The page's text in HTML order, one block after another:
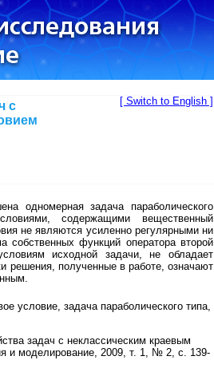
[ Switch to English ]
с
одномерная задача параболического
содержащими вещественный
не являются усиленно регулярными ни
собственных функций оператора второй
исходной задачи, не обладает
решения, полученные в работе, означают
условие, задача параболического типа,
задач с неклассическим краевым
и моделирование, 2009, т. 1, № 2, с. 139-